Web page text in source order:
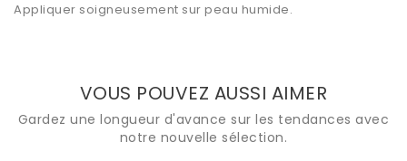
Appliquer soigneusement sur peau humide.
VOUS POUVEZ AUSSI AIMER
Gardez une longueur d'avance sur les tendances avec
notre nouvelle sélection.